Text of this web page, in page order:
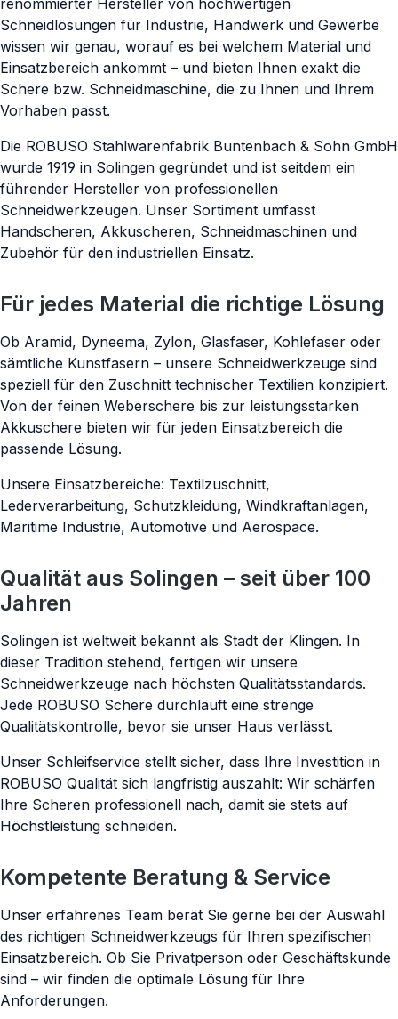
Schnelle Bearbeitung · Fachmännisch geschärft ·
Wie neu schneidend
SCHLEIFSERVICE ANFRAGEN →
Schneidlösungen für Industrie, Handwerk und Gewerbe
wissen wir genau, worauf es bei welchem Material und
Einsatzbereich ankommt – und bieten Ihnen exakt die
Schere bzw. Schneidmaschine, die zu Ihnen und Ihrem
Vorhaben passt.
Die ROBUSO Stahlwarenfabrik Buntenbach & Sohn GmbH
wurde 1919 in Solingen gegründet und ist seitdem ein
führender Hersteller von professionellen
Schneidwerkzeugen. Unser Sortiment umfasst
Handscheren, Akkuscheren, Schneidmaschinen und
Zubehör für den industriellen Einsatz.
Für jedes Material die richtige Lösung
Ob Aramid, Dyneema, Zylon, Glasfaser, Kohlefaser oder
sämtliche Kunstfasern – unsere Schneidwerkzeuge sind
speziell für den Zuschnitt technischer Textilien konzipiert.
Von der feinen Weberschere bis zur leistungsstarken
Akkuschere bieten wir für jeden Einsatzbereich die
passende Lösung.
Unsere Einsatzbereiche: Textilzuschnitt,
Lederverarbeitung, Schutzkleidung, Windkraftanlagen,
Maritime Industrie, Automotive und Aerospace.
Qualität aus Solingen – seit über 100
Jahren
Solingen ist weltweit bekannt als Stadt der Klingen. In
dieser Tradition stehend, fertigen wir unsere
Schneidwerkzeuge nach höchsten Qualitätsstandards.
Jede ROBUSO Schere durchläuft eine strenge
Qualitätskontrolle, bevor sie unser Haus verlässt.
Unser Schleifservice stellt sicher, dass Ihre Investition in
ROBUSO Qualität sich langfristig auszahlt: Wir schärfen
Ihre Scheren professionell nach, damit sie stets auf
Höchstleistung schneiden.
Kompetente Beratung & Service
Unser erfahrenes Team berät Sie gerne bei der Auswahl
des richtigen Schneidwerkzeugs für Ihren spezifischen
Einsatzbereich. Ob Sie Privatperson oder Geschäftskunde
sind – wir finden die optimale Lösung für Ihre
Anforderungen.